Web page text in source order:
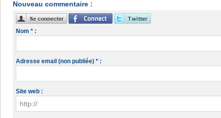
Nouveau commentaire :
Nom * :
Adresse email (non publiée) * :
Site web :